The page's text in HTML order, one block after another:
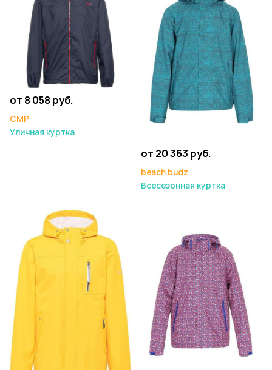
от 8 058 руб.
CMP
Уличная куртка
от 20 363 руб.
beach budz
Всесезонная куртка